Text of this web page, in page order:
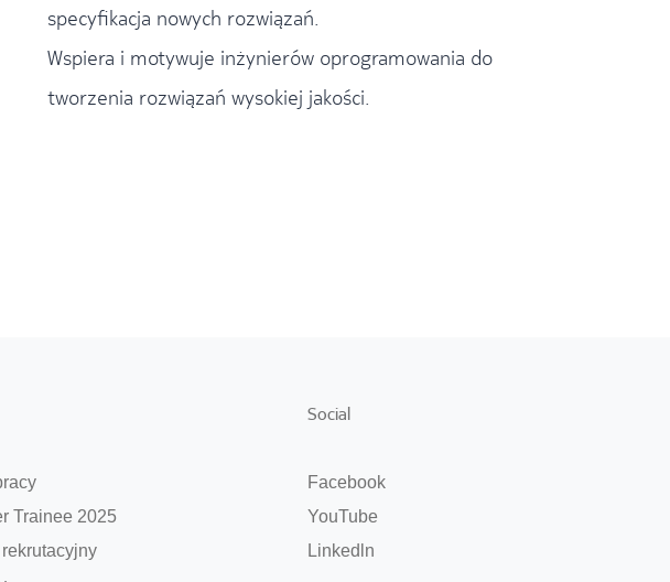
specyfikacja nowych rozwiązań.
Wspiera i motywuje inżynierów oprogramowania do
tworzenia rozwiązań wysokiej jakości.
Trainee 2025
Social
Facebook
YouTube
Linkedln